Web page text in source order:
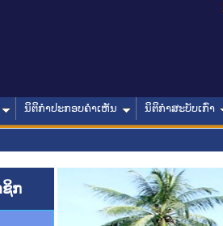
ນິຕິກໍາປະກອບຄໍາເຫັນ ນິຕິກໍາສະບັບເກົ່າ
ຊິກ